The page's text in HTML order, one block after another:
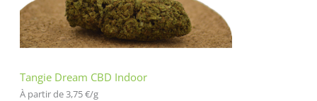
Tangie Dream CBD Indoor
À partir de 3,75€/g